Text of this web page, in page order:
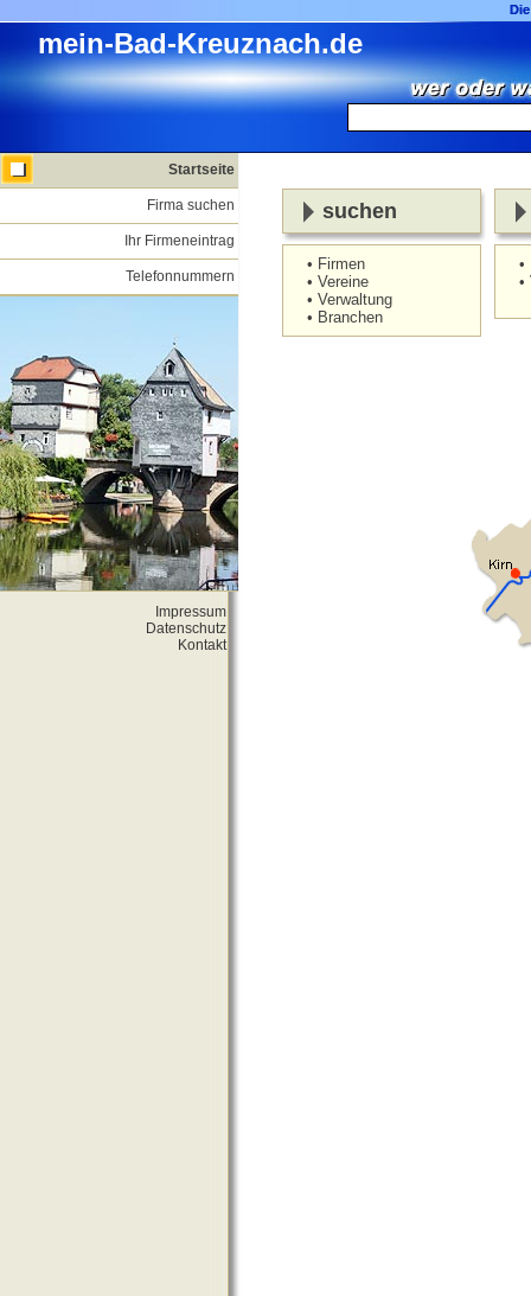
mein-Bad-Kreuznach.de
Seite wird geladen . . .
mein-Bad-Kreuznach.de
Startseite
Firma suchen
Ihr Firmeneintrag
Telefonnummern
Impressum
Datenschutz
Kontakt
suchen
• Firmen
• Vereine
• Verwaltung
• Branchen
•
•